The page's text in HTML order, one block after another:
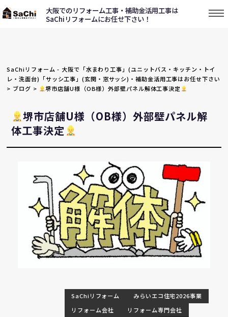
大阪でのリフォーム工事・補助金活用工事は
SaChiリフォームにお任せ下さい！
SaChiリフォーム - 大阪で「水まわり工事」(ユニットバス・キッチン・トイ
レ・洗面台)「サッシ工事」(玄関・窓サッシ)・補助金活用工事はお任せ下さい
> ブログ > 堺市店舗U様（OB様）外部壁パネル解体工事決定
堺市店舗U様（OB様）外部壁パネル解
体工事決定
SaChiリフォーム
みらいエコ住宅2026事業
リフォーム会社
リフォーム専門会社